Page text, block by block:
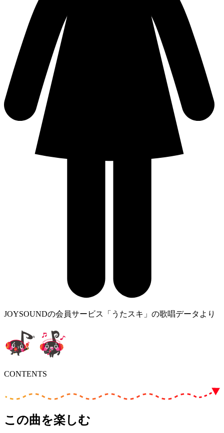
JOYSOUNDの会員サービス「うたスキ」の歌唱データより
CONTENTS
この曲を楽しむ